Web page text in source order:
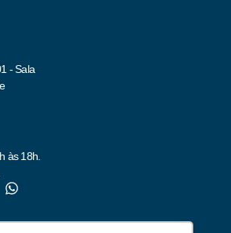
- Sala
às 18h.